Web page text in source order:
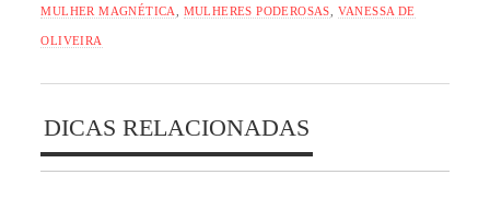
MULHER MAGNÉTICA MULHERES PODEROSAS VANESSA DE
OLIVEIRA
DICAS RELACIONADAS